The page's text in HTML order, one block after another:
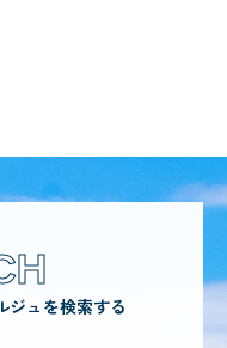
ジュを検索する